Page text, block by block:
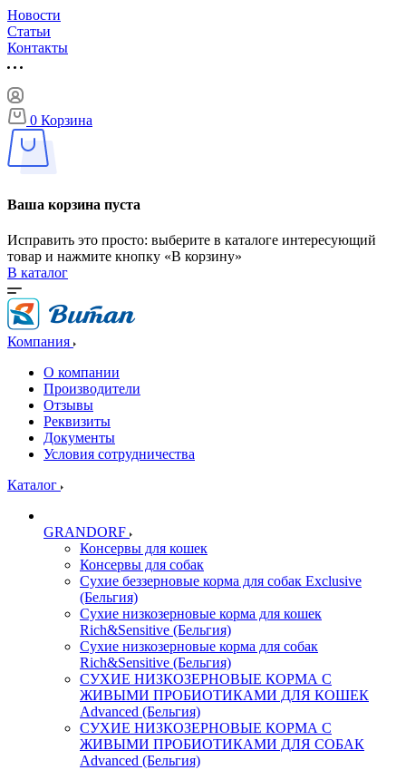
Новости
Статьи
Контакты
0 Корзина
Ваша корзина пуста
Исправить это просто: выберите в каталоге интересующий
товар и нажмите кнопку «В корзину»
В каталог
Компания
О компании
Производители
Отзывы
Реквизиты
Документы
Условия сотрудничества
Каталог
GRANDORF
Консервы для кошек
Консервы для собак
Сухие беззерновые корма для собак Exclusive
(Бельгия)
Сухие низкозерновые корма для кошек
Rich&Sensitive (Бельгия)
Сухие низкозерновые корма для собак
Rich&Sensitive (Бельгия)
СУХИЕ НИЗКОЗЕРНОВЫЕ КОРМА С
ЖИВЫМИ ПРОБИОТИКАМИ ДЛЯ КОШЕК
Advanced (Бельгия)
СУХИЕ НИЗКОЗЕРНОВЫЕ КОРМА С
ЖИВЫМИ ПРОБИОТИКАМИ ДЛЯ СОБАК
Advanced (Бельгия)